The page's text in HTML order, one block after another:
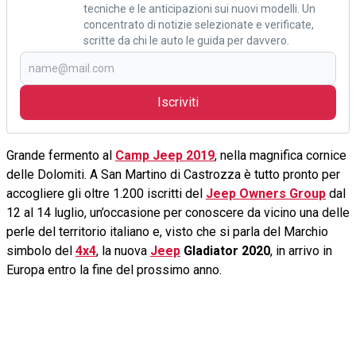
tecniche e le anticipazioni sui nuovi modelli. Un
concentrato di notizie selezionate e verificate,
scritte da chi le auto le guida per davvero.
Iscriviti
Grande fermento al Camp Jeep 2019, nella magnifica cornice
delle Dolomiti. A San Martino di Castrozza è tutto pronto per
accogliere gli oltre 1.200 iscritti del Jeep Owners Group dal
12 al 14 luglio, un’occasione per conoscere da vicino una delle
perle del territorio italiano e, visto che si parla del Marchio
simbolo del 4x4, la nuova Jeep Gladiator 2020, in arrivo in
Europa entro la fine del prossimo anno.